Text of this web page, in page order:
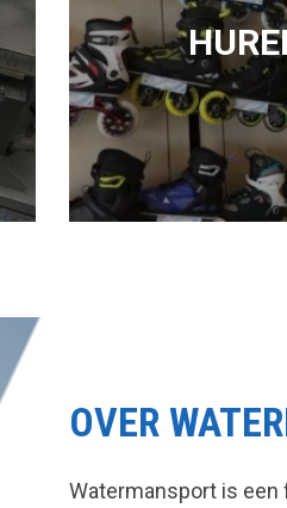
OVER
Watermansport is